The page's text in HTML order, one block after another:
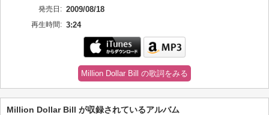
発売日: 2009/08/18
再生時間: 3:24
Million Dollar Bill の歌詞をみる
Million Dollar Bill が収録されているアルバム